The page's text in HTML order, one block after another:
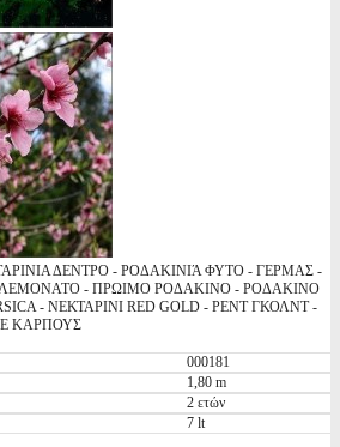
ΔΕΝΤΡΟ - ΡΟΔΑΚΙΝΙΆ ΦΥΤΟ - ΓΕΡΜΑΣ -
- ΠΡΩΙΜΟ ΡΟΔΑΚΙΝΟ - ΡΟΔΑΚΙΝΟ
- ΝΕΚΤΑΡΙΝΙ RED GOLD - ΡΕΝΤ ΓΚΟΛΝΤ -
ΚΑΡΠΟΥΣ
000181
1,80 m
2 ετών
7 lt